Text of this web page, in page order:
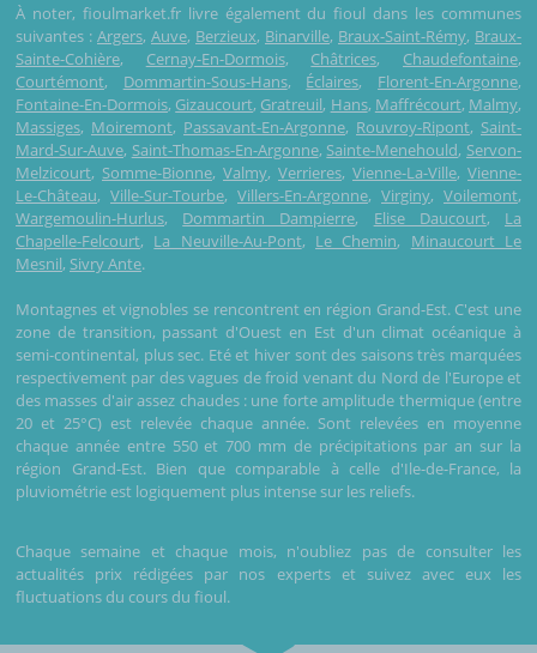
À noter, fioulmarket.fr livre également du fioul dans les communes
suivantes : Argers, Auve, Berzieux, Binarville, Braux-Saint-Rémy, Braux-
Sainte-Cohière, Cernay-En-Dormois, Châtrices, Chaudefontaine,
Courtémont, Dommartin-Sous-Hans, Éclaires, Florent-En-Argonne,
Fontaine-En-Dormois, Gizaucourt, Gratreuil, Hans, Maffrécourt, Malmy,
Massiges, Moiremont, Passavant-En-Argonne, Rouvroy-Ripont, Saint-
Mard-Sur-Auve, Saint-Thomas-En-Argonne, Sainte-Menehould, Servon-
Melzicourt, Somme-Bionne, Valmy, Verrieres, Vienne-La-Ville, Vienne-
Le-Château, Ville-Sur-Tourbe, Villers-En-Argonne, Virginy, Voilemont,
Wargemoulin-Hurlus, Dommartin Dampierre, Elise Daucourt, La
Chapelle-Felcourt, La Neuville-Au-Pont, Le Chemin, Minaucourt Le
Mesnil, Sivry Ante.
Montagnes et vignobles se rencontrent en région Grand-Est. C'est une
zone de transition, passant d'Ouest en Est d'un climat océanique à
semi-continental, plus sec. Eté et hiver sont des saisons très marquées
respectivement par des vagues de froid venant du Nord de l'Europe et
des masses d'air assez chaudes : une forte amplitude thermique (entre
20 et 25°C) est relevée chaque année. Sont relevées en moyenne
chaque année entre 550 et 700 mm de précipitations par an sur la
région Grand-Est. Bien que comparable à celle d'Ile-de-France, la
pluviométrie est logiquement plus intense sur les reliefs.
Chaque semaine et chaque mois, n'oubliez pas de consulter les
actualités prix rédigées par nos experts et suivez avec eux les
fluctuations du cours du fioul.